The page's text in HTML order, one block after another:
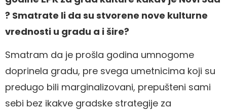
? Smatrate li da su stvorene nove kulturne
vrednosti u gradu a i šire?
Smatram da je prošla godina umnogome
doprinela gradu, pre svega umetnicima koji su
predugo bili marginalizovani, prepušteni sami
sebi bez ikakve gradske strategije za